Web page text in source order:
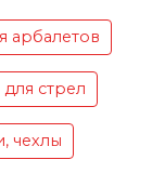
арбалетов
стрел
чехлы